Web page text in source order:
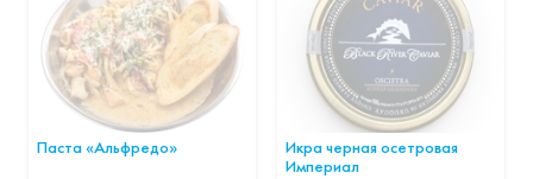
Паста «Альфредо»
Икра черная осетровая
Империал